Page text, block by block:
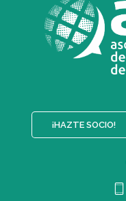
¡HAZTE SOCIO!